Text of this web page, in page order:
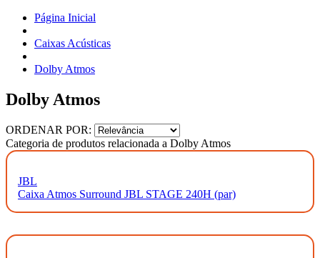
Página Inicial
Caixas Acústicas
Dolby Atmos
Dolby Atmos
ORDENAR POR:
Categoria de produtos relacionada a Dolby Atmos
JBL
Caixa Atmos Surround JBL STAGE 240H (par)